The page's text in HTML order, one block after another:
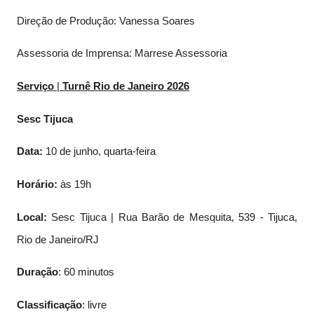
Direção de Produção: Vanessa Soares
Assessoria de Imprensa: Marrese Assessoria
Serviço Turnê Rio de Janeiro 2026
Sesc Tijuca
Data: 10 de junho, quarta-feira
Horário: às 19h
Local: Sesc Tijuca | Rua Barão de Mesquita, 539 - Tijuca,
Rio de Janeiro/RJ
Duração: 60 minutos
Classificação: livre